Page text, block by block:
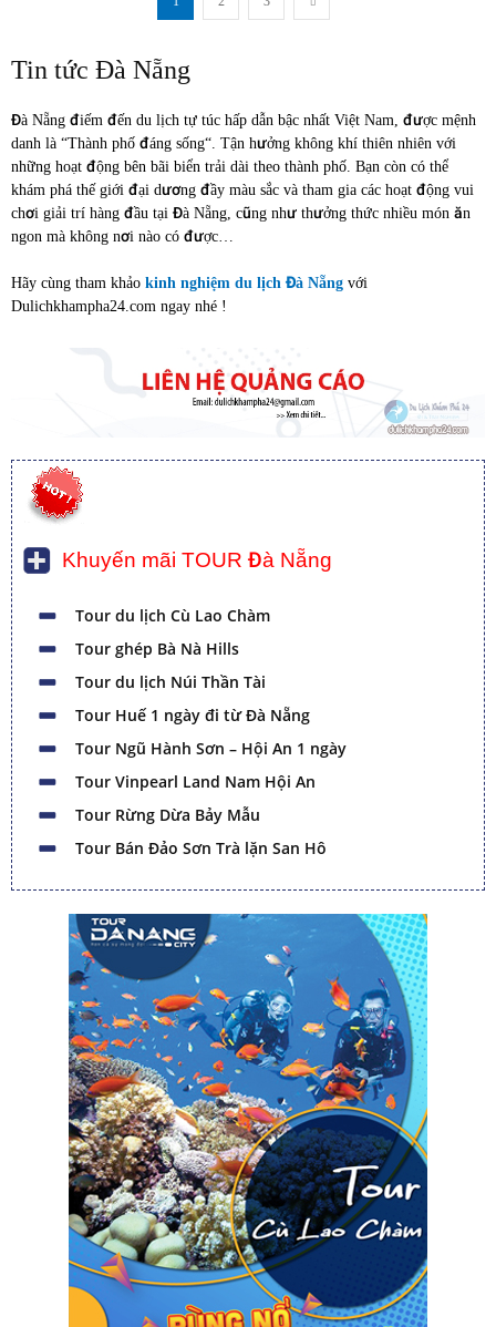
Tin tức Đà Nẵng
Đà Nẵng điếm đến du lịch tự túc hấp dẫn bậc nhất Việt Nam, được mệnh
danh là “Thành phố đáng sống“. Tận hưởng không khí thiên nhiên với
những hoạt động bên bãi biển trải dài theo thành phố. Bạn còn có thể
khám phá thế giới đại dương đầy màu sắc và tham gia các hoạt động vui
chơi giải trí hàng đầu tại Đà Nẵng, cũng như thưởng thức nhiều món ăn
ngon mà không nơi nào có được…
Hãy cùng tham khảo kinh nghiệm du lịch Đà Nẵng với
Dulichkhampha24.com ngay nhé !
Khuyến mãi TOUR Đà Nẵng
Tour du lịch Cù Lao Chàm
Tour ghép Bà Nà Hills
Tour du lịch Núi Thần Tài
Tour Huế 1 ngày đi từ Đà Nẵng
Tour Ngũ Hành Sơn – Hội An 1 ngày
Tour Vinpearl Land Nam Hội An
Tour Rừng Dừa Bảy Mẫu
Tour Bán Đảo Sơn Trà lặn San Hô